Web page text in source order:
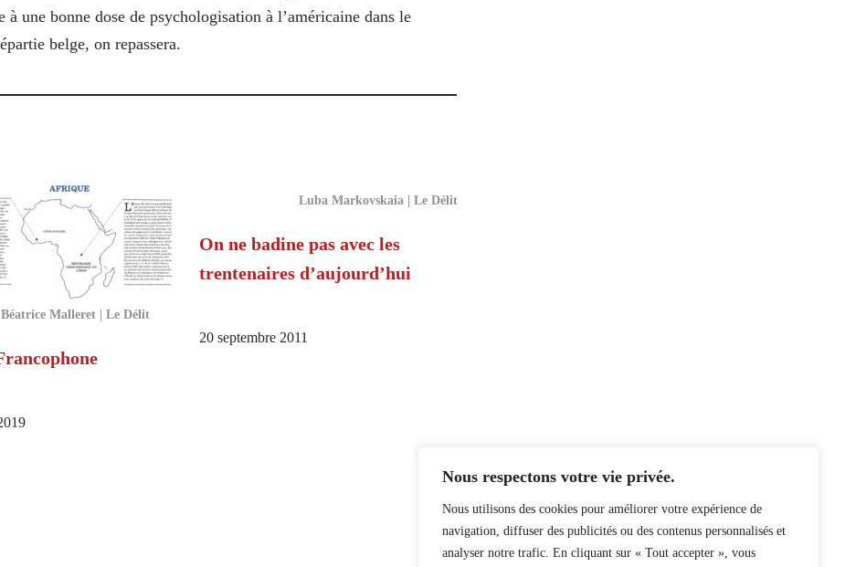
Nous respectons votre vie privée.
Nous utilisons des cookies pour améliorer votre expérience de
navigation, diffuser des publicités ou des contenus personnalisés et
analyser notre trafic. En cliquant sur « Tout accepter », vous
à une bonne dose de psychologisation à l’américaine dans le
belge, on repassera.
Béatrice Malleret | Le Délit
Luba Markovskaia | Le Délit
On ne badine pas avec les
trentenaires d’aujourd’hui
20 septembre 2011